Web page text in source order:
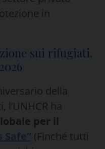
in
sui rifugiati.
della
l’UNHCR ha
per il
(Finché tutti